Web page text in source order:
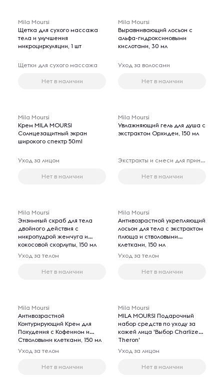
Mila Moursi
Щетка для сухого массажа
тела и улучшения
микроциркуляции, 1 шт
Щетки для сухого массажа
Нет в наличии
Mila Moursi
Выравнивающий лосьон с
альфа-гидроксиновыми
кислотами, 30 мл
Уход за волосами
Нет в наличии
Mila Moursi
Крем MILA MOURSI
Солнцезащитный экран
широкого спектр 50ml
Уход за лицом
Нет в наличии
Mila Moursi
Увлажняющий гель для душа с
экстрактом Орхидеи, 150 мл
Экстракты и смеси для принятия ванн
Нет в наличии
Mila Moursi
Энзимный скраб для тела
двойного действия с
микропудрой жемчуга и
кокосовой скорлупы, 150 мл
Уход за телом
Нет в наличии
Mila Moursi
Антивозрастной укрепляющий
лосьон для тела с экстрактом
плюща и стволовыми
клетками, 150 мл
Уход за телом
Нет в наличии
Mila Moursi
Антивозрастной
Контурирующий Крем для
Похудения с Кофеином и
Стволовыми клетками, 150 мл
Уход за телом
Нет в наличии
Mila Moursi
MILA MOURSI Подарочный
набор средств по уходу за
кожей лица 'Выбор Charlize
Theron'
Уход за лицом
Нет в наличии